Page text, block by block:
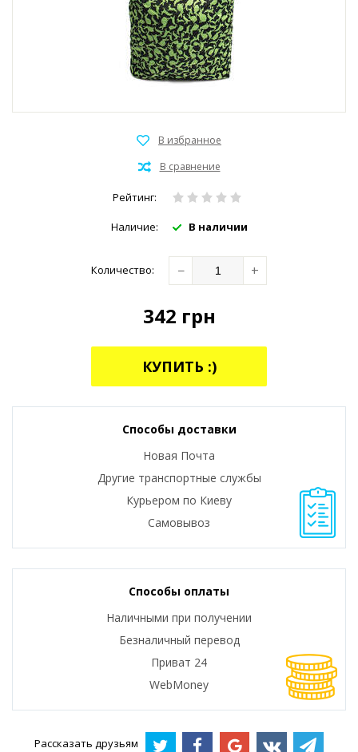
Рейтинг:
Наличие: В наличии
Количество: − +
342 грн
КУПИТЬ :)
Способы доставки
Новая Почта
Другие транспортные службы
Курьером по Киеву
Самовывоз
Способы оплаты
Наличными при получении
Безналичный перевод
Приват 24
WebMoney
Рассказать друзьям